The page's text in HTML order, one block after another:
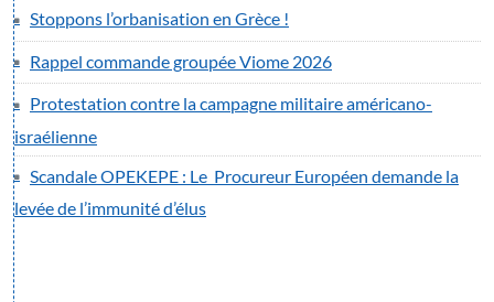
Stoppons l’orbanisation en Grèce !
Rappel commande groupée Viome 2026
Protestation contre la campagne militaire américano-
israélienne
Scandale OPEKEPE : Le Procureur Européen demande la
levée de l’immunité d’élus